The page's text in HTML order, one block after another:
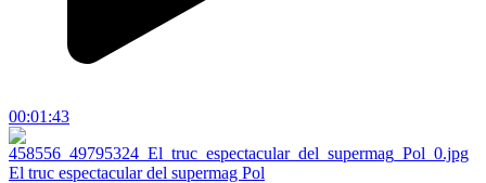
00:01:43
El truc espectacular del supermag Pol